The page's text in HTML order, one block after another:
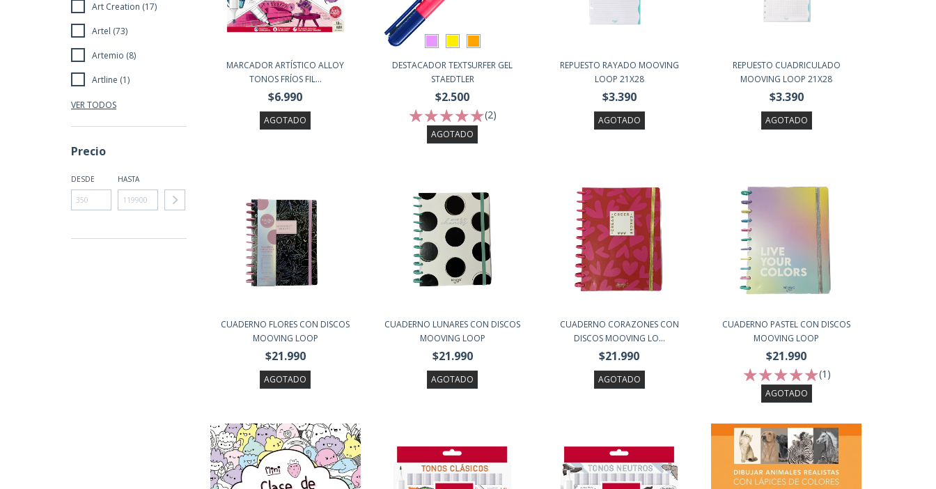
Art Creation (17)
Artel (73)
Artemio (8)
Artline (1)
VER TODOS
Precio
DESDE HASTA
MARCADOR ARTÍSTICO ALLOY
TONOS FRÍOS FIL...
$6.990
AGOTADO
DESTACADOR TEXTSURFER GEL
STAEDTLER
$2.500
(2)
AGOTADO
REPUESTO RAYADO MOOVING
LOOP 21X28
$3.390
AGOTADO
REPUESTO CUADRICULADO
MOOVING LOOP 21X28
$3.390
AGOTADO
CUADERNO FLORES CON DISCOS
MOOVING LOOP
$21.990
AGOTADO
CUADERNO LUNARES CON DISCOS
MOOVING LOOP
$21.990
AGOTADO
CUADERNO CORAZONES CON
DISCOS MOOVING LO...
$21.990
AGOTADO
CUADERNO PASTEL CON DISCOS
MOOVING LOOP
$21.990
(1)
AGOTADO